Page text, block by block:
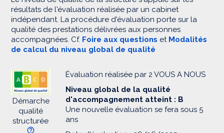
résultats de l'évaluation réalisée par un cabinet
indépendant. La procédure d'évaluation porte sur la
qualité des prestations délivrées aux personnes
accompagnées. Cf. Foire aux questions et Modalités
de calcul du niveau global de qualité
Démarche
qualité
structurée
Évaluation réalisée par 2 VOUS A NOUS
Niveau global de la qualité
d'accompagnement atteint : B
Une nouvelle évaluation se fera sous 5
ans